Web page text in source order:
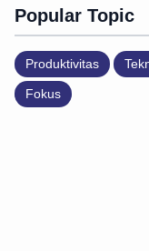
Popular Topic
Produktivitas
Fokus